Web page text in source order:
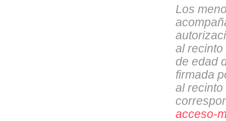
Los
al
de edad
firmada
al
acceso-